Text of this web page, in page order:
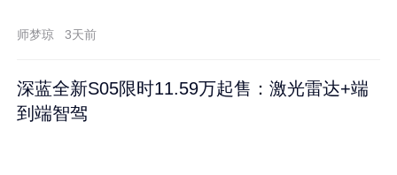
师梦琼 3天前
深蓝全新S05限时11.59万起售：激光雷达+端
到端智驾